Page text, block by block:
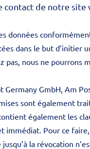
de notre
dans le but d’initier
nous ne
GmbH, Am
sont également
également les
Pour ce
la révocation